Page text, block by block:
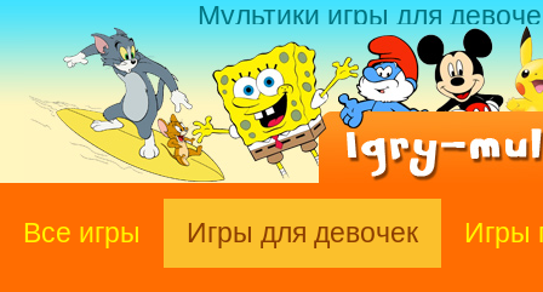
Мультики игры для
Все игры Игры для девочек Игры